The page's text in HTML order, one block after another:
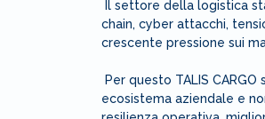
Il settore della logistica
chain, cyber attacchi,
crescente pressione sui
Per questo TALIS
ecosistema aziendale e